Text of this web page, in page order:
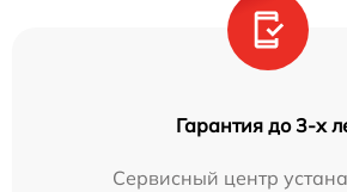
Гарантия до 3-х
Сервисный центр